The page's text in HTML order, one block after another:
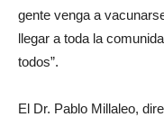
gente venga a
llegar a toda la
todos”.
El Dr. Pablo Millaleo,